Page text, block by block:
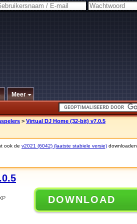
Meer
> Virtual DJ Home (32-bit) v7.0.5
ook de v2021 (6042) (laatste stabiele versie) downloaden.
DOWNLOAD